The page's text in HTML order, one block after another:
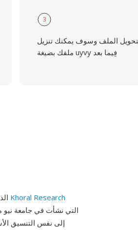
3
الملف وسوف يمكنك تنزيل
ملفك بصيغة uyvy فِيما بعد
Khoral Research